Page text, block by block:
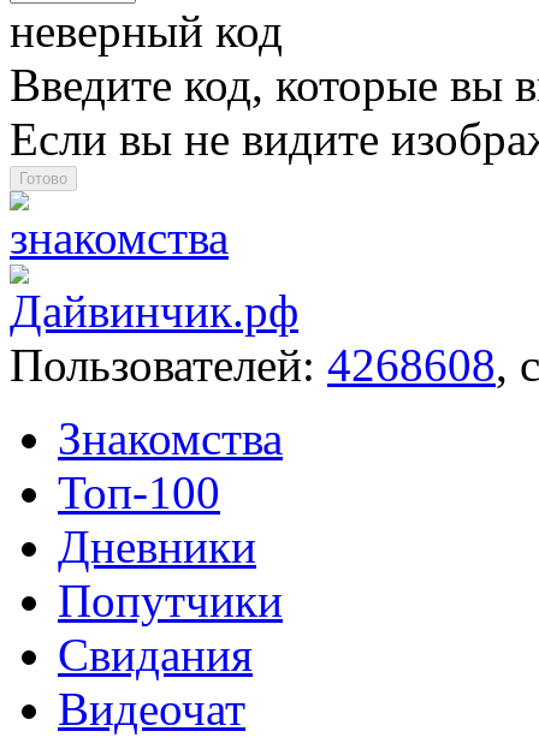
неверный код
Введите код, которые вы
Если вы не видите
Пользователей: 4268608,
Знакомства
Топ-100
Дневники
Попутчики
Свидания
Видеочат